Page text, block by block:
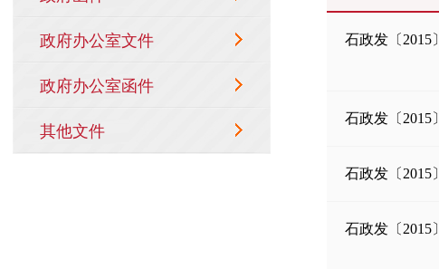
石政发〔2015
石政发〔2015
石政发〔2015
石政发〔2015